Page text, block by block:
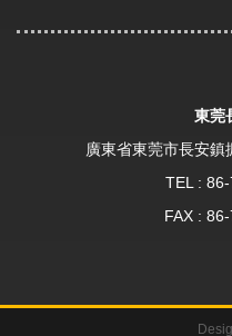
東莞
廣東省東莞市長安
TEL :
FAX :